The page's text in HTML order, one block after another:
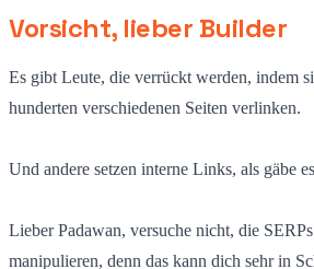
Vorsicht, lieber Builder
Es gibt Leute, die verrückt werden, indem
hunderten verschiedenen Seiten verlinken.
Und andere setzen interne Links, als gäbe
Lieber Padawan, versuche nicht, die
manipulieren, denn das kann dich sehr in